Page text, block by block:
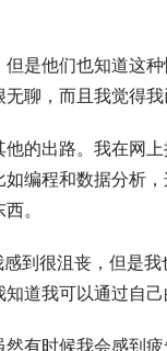
是他们也知道这
聊，而且我觉得我
的出路。我在网
编程和数据分析
。
到很沮丧，但是
道我可以通过自己
有时候我会感到